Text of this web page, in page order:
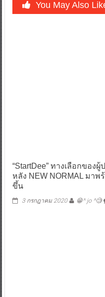
You May Also
“StartDee” ทางเลือกของ
หลัง NEW NORMAL มา
ขึ้น
3 กรกฎาคม 2020 😁^ jo ^🧐